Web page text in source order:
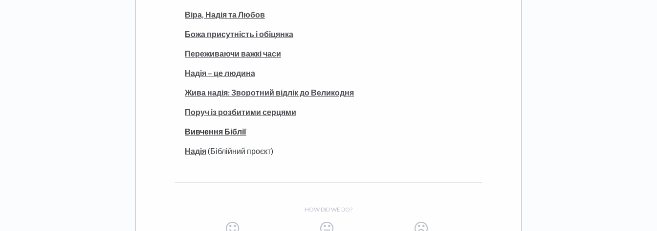
Віра, Надія та Любов
Божа присутність і обіцянка
Переживаючи важкі часи
Надія – це людина
Жива надія: Зворотний відлік до Великодня
Поруч із розбитими серцями
Вивчення Біблії
Надія(Біблійний проєкт)
HOW DID WE DO?